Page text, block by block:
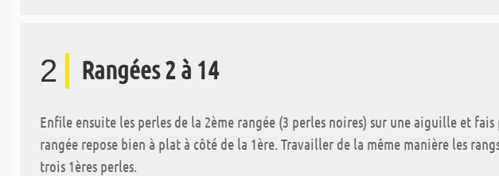
2 Rangées 2 à 14
Enfile ensuite les perles de la 2ème rangée (3 perles noires) sur une aiguille et
rangée repose bien à plat à côté de la 1ère. Travailler de la même manière les
trois 1ères perles.